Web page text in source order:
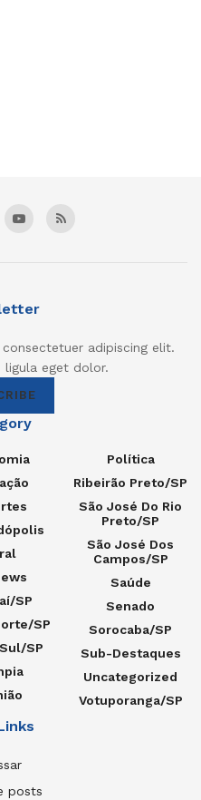
adipiscing elit.
ligula eget dolor.
SP
SP
SP
Política
Ribeirão Preto/SP
São José Do Rio
Preto/SP
São José Dos
Campos/SP
Saúde
Senado
Sorocaba/SP
Sub-Destaques
Uncategorized
Votuporanga/SP
posts